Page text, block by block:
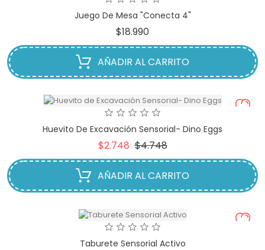
Juego De Mesa "Conecta 4"
$18.990
AÑADIR AL CARRITO
Huevito De Excavación Sensorial- Dino Eggs
$2.748 Precio
base
$4.748Precio
AÑADIR AL CARRITO
Taburete Sensorial Activo